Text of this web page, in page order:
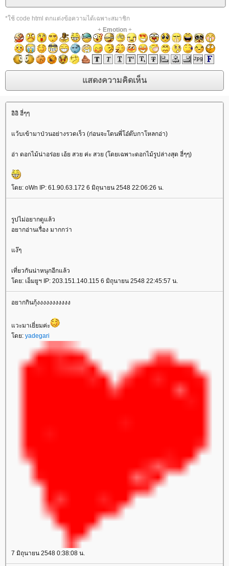
*ใช้ code html ตกแต่งข้อความได้เฉพาะสมาชิก
+ Emotion+
อิอิ ฮี่ๆๆ
ว้บเข้ามาป่วนอย่างรวดเร็ว (ก่อนจะโดนพี่โอ๋ต๊บกาโหลกอ่า)
อ่า ดอกไม้น่าอร่อย เอ้ย สวย ค่ะ สวย (โดยเฉพาะดอกไม้รูปล่างสุด ฮี่ๆๆ)
ดย: oWn IP: 61.90.63.172 6 มิถุนายน 2548 22:06:26 น.
รูปไม่อยากดูแล้ว
อยากอ่านเรื่อง มากกว่า
ง๊ๆ
เที่ยวกันน่าหนุกอีกแล้ว
ดย: เอ็มยูฯ IP: 203.151.140.115 6 มิถุนายน 2548 22:45:57 น.
อยากกินกุ้งงงงงงงงงงง
วะมาเยี่ยมค่ะ
ดย: yadegari
7 มิถุนายน 2548 0:38:08 น.